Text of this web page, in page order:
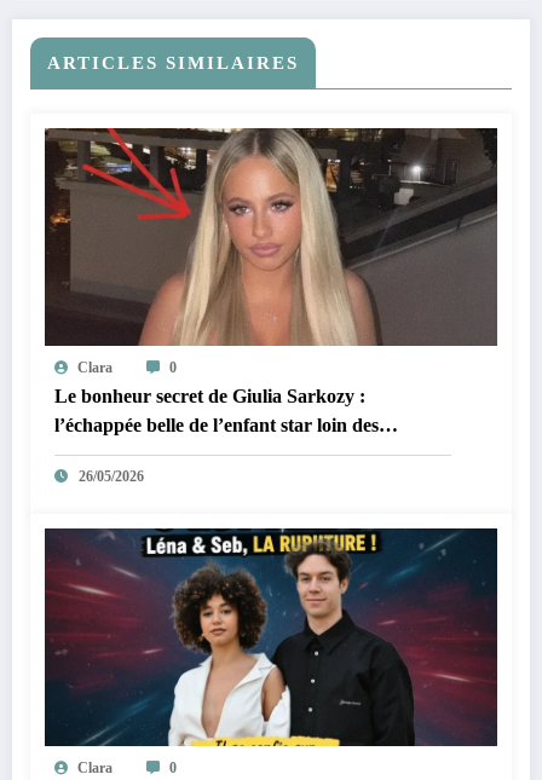
ARTICLES SIMILAIRES
Clara 0
Le bonheur secret de Giulia Sarkozy :
l’échappée belle de l’enfant star loin des
tumultes familiaux.
26/05/2026
Clara 0